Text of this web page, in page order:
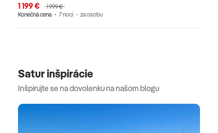
1 199 €
1 999 €
Konečná cena
7 nocí za osobu
Satur inšpirácie
Inšpirujte se na dovolenku na našom blogu